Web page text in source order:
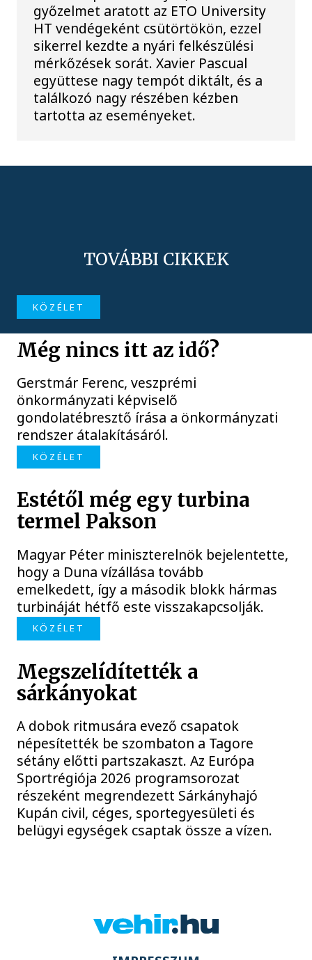
győzelmet aratott az ETO University
HT vendégeként csütörtökön, ezzel
sikerrel kezdte a nyári felkészülési
mérkőzések sorát. Xavier Pascual
együttese nagy tempót diktált, és a
találkozó nagy részében kézben
tartotta az eseményeket.
TOVÁBBI CIKKEK
KÖZÉLET
Még nincs itt az idő?
Gerstmár Ferenc, veszprémi
önkormányzati képviselő
gondolatébresztő írása a önkormányzati
rendszer átalakításáról.
KÖZÉLET
Estétől még egy turbina
termel Pakson
Magyar Péter miniszterelnök bejelentette,
hogy a Duna vízállása tovább
emelkedett, így a második blokk hármas
turbináját hétfő este visszakapcsolják.
KÖZÉLET
Megszelídítették a
sárkányokat
A dobok ritmusára evező csapatok
népesítették be szombaton a Tagore
sétány előtti partszakaszt. Az Európa
Sportrégiója 2026 programsorozat
részeként megrendezett Sárkányhajó
Kupán civil, céges, sportegyesületi és
belügyi egységek csaptak össze a vízen.